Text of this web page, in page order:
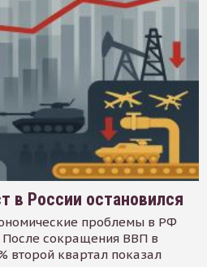
в России остановился
проблемы в РФ
После сокращения ВВП в
второй квартал показал